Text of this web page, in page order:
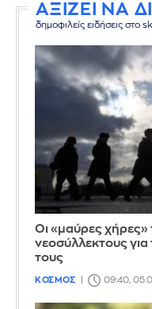
ΑΞΙΖΕΙ ΝΑ
δημοφιλείς ειδήσεις στο
Οι «μαύρες χήρες»
νεοσύλλεκτους
τους
ΚΟΣΜΟΣ 09:40,